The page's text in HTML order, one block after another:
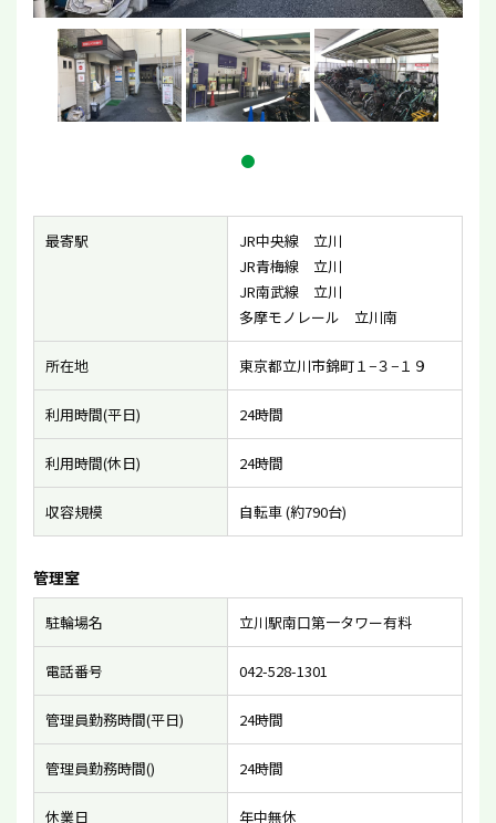
最寄駅
JR中央線 立川
JR青梅線 立川
JR南武線 立川
多摩モノレール 立川南
所在地 東京都立川市錦町１−３−１９
利用時間(平日) 24時間
利用時間(休日) 24時間
収容規模 自転車 (約790台)
管理室
駐輪場名 立川駅南口第一タワー有料
電話番号 042-528-1301
管理員勤務時間(平日) 24時間
管理員勤務時間() 24時間
休業日 年中無休